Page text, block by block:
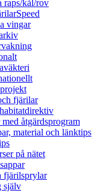
raps/kål/rov
vingar
fjärilar
åtgärdsprogram
material och länktips
på nätet
fjärilsprylar
själv